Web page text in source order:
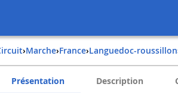
Circuit› Marche› france› languedoc-roussillon
Présentation Description